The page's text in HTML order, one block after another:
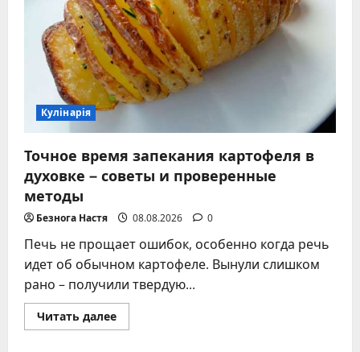
Кулінарія
Точное время запекания картофеля в
духовке – советы и проверенные
методы
Безнога Настя 08.08.2026 0
Печь не прощает ошибок, особенно когда речь
идет об обычном картофеле. Вынули слишком
рано – получили твердую...
Читать далееПрочитать
больше